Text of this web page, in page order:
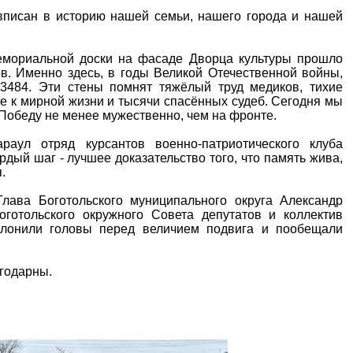
в историю нашей семьи, нашего города и нашей
доски на фасаде Дворца культуры прошло
Именно здесь, в годы Великой Отечественной войны,
Эти стены помнят тяжёлый труд медиков, тихие
к мирной жизни и тысячи спасённых судеб. Сегодня мы
не менее мужественно, чем на фронте.
отряд курсантов военно-патриотического клуба
шаг - лучшее доказательство того, что память жива,
Боготольского муниципального округа Александр
окружного Совета депутатов и коллектив
головы перед величием подвига и пообещали